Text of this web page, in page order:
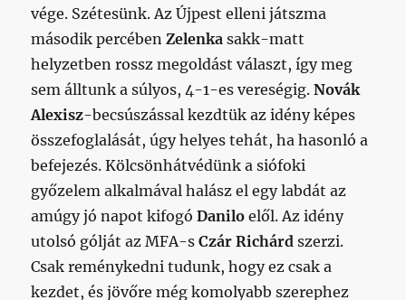
vége. Szétesünk. Az Újpest elleni játszma
második percébenZelenka sakk-matt
helyzetben rossz megoldást választ, így meg
sem álltunk a súlyos, 4-1-es vereségig. Novák
Alexisz-becsúszással kezdtük az idény képes
összefoglalását, úgy helyes tehát, ha hasonló a
befejezés. Kölcsönhátvédünk a siófoki
győzelem alkalmával halász el egy labdát az
amúgy jó napot kifogóDanilo elől.Az idény
utolsó gólját az MFA-sCzár Richárd szerzi.
Csak reménykedni tudunk, hogy ez csak a
kezdet, és jövőre még komolyabb szerephez